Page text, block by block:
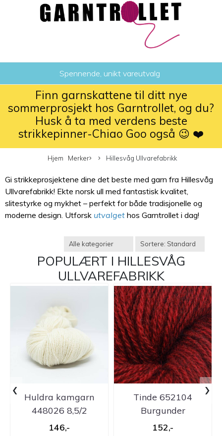
Spennende, unikt vareutvalg
Finn garnskattene til ditt nye
sommerprosjekt hos Garntrollet, og du?
Husk å ta med verdens beste
strikkepinner-Chiao Goo også 😉 ❤️
Hjem Merker Hillesvåg Ullvarefabrikk
Gi strikkeprosjektene dine det beste med garn fra Hillesvåg
Ullvarefabrikk! Ekte norsk ull med fantastisk kvalitet,
slitestyrke og mykhet – perfekt for både tradisjonelle og
moderne design. Utforsk utvalget hos Garntrollet i dag!
POPULÆRT I HILLESVÅG
ULLVAREFABRIKK
Huldra kamgarn
448026 8,5/2
ubleket hvit
146,-
Tinde 652104
Burgunder
Pelsullgarn
152,-
‹ ›